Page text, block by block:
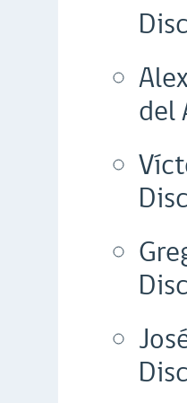
del